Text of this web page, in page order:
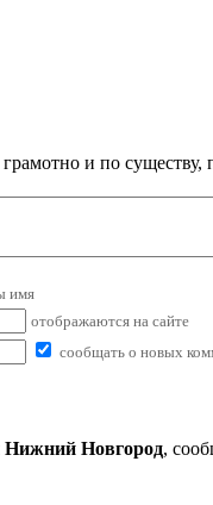
и по
имя
отображаются на сайте
сообщать о новых
Нижний Новгород,